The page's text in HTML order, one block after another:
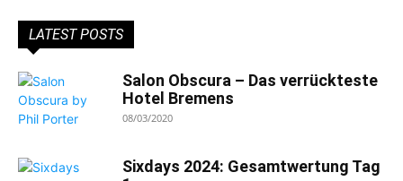
LATEST POSTS
Salon Obscura – Das verrückteste
Hotel Bremens
08/03/2020
Sixdays 2024: Gesamtwertung Tag